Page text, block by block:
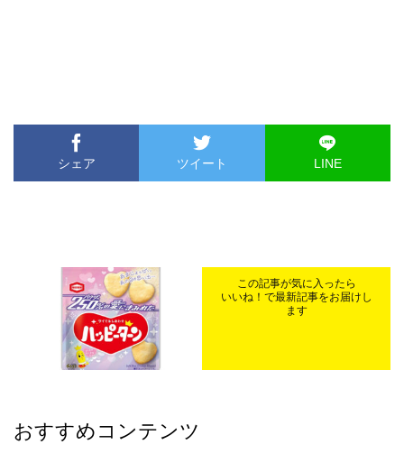
シェア ツイート LINE
この記事が気に入ったら
いいね！で最新記事をお届けし
ます
おすすめコンテンツ